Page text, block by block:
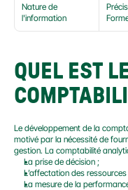
Nature de
l'information
QUEL EST
Le développement de la
motivé par la nécessité de
gestion. La comptabilité
La prise de décision ;
L’affectation des ressources
La mesure de la